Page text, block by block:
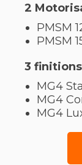
2
PMSM
PMSM
3 finitions
MG4
MG4
MG4